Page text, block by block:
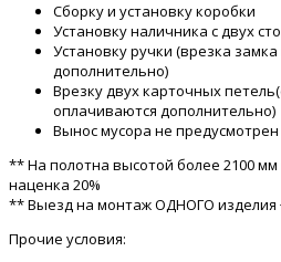
Сборку и установку коробки
Установку наличника с двух
Установку ручки (врезка
дополнительно)
Врезку двух карточных
оплачиваются дополнительно)
Вынос мусора не
** На полотна высотой более 2100
наценка 20%
** Выезд на монтаж ОДНОГО изделия
Прочие условия: